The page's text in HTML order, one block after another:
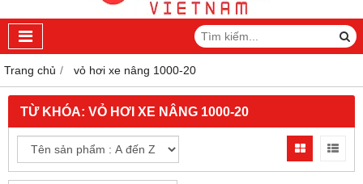
Trang chủ vỏ hơi xe nâng 1000-20
TỪ KHÓA: VỎ HƠI XE NÂNG 1000-20